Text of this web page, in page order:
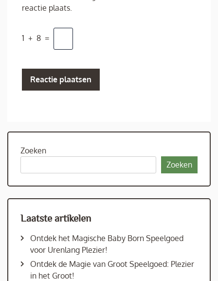
reactie plaats.
1 + 8 =
Zoeken
Zoeken
Laatste artikelen
Ontdek het Magische Baby Born Speelgoed
voor Urenlang Plezier!
Ontdek de Magie van Groot Speelgoed: Plezier
in het Groot!